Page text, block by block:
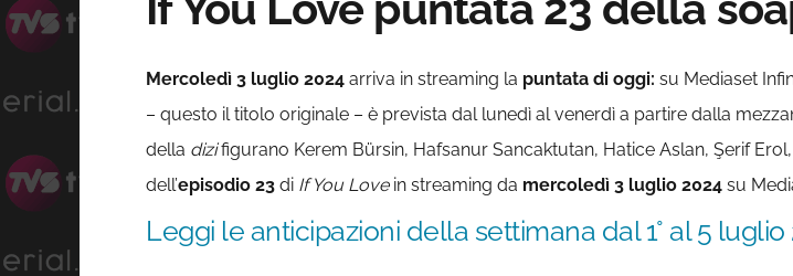
Mercoledì 3 luglio 2024 arriva in streaming la puntata di oggi: su Mediaset
– questo il titolo originale – è prevista dal lunedì al venerdì a partire dalla
della dizifigurano Kerem Bürsin, Hafsanur Sancaktutan, Hatice Aslan, Şerif
dell’episodio 23 di If You Lovein streaming da mercoledì 3 luglio 2024 su
Leggi le anticipazioni della settimana dal 1° al 5 luglio